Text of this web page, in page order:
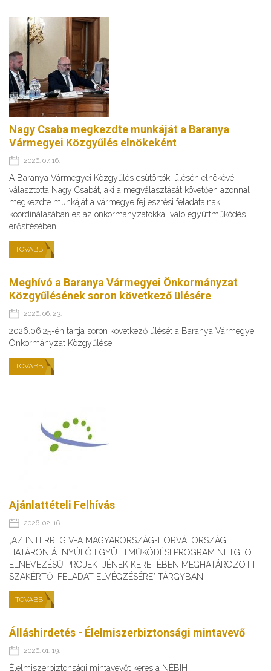
Nagy Csaba megkezdte munkáját a Baranya
Vármegyei Közgyűlés elnökeként
2026. 07. 16.
A Baranya Vármegyei Közgyűlés csütörtöki ülésén elnökévé
választotta Nagy Csabát, aki a megválasztását követően azonnal
megkezdte munkáját a vármegye fejlesztési feladatainak
koordinálásában és az önkormányzatokkal való együttműködés
erősítésében
TOVÁBB
Meghívó a Baranya Vármegyei Önkormányzat
Közgyűlésének soron következő ülésére
2026. 06. 23.
2026.06.25-én tartja soron következő ülését a Baranya Vármegyei
Önkormányzat Közgyűlése
TOVÁBB
Ajánlattételi Felhívás
2026. 02. 16.
„AZ INTERREG V-A MAGYARORSZÁG-HORVÁTORSZÁG
HATÁRON ÁTNYÚLÓ EGYÜTTMŰKÖDÉSI PROGRAM NETGEO
ELNEVEZÉSŰ PROJEKTJÉNEK KERETÉBEN MEGHATÁROZOTT
SZAKÉRTŐI FELADAT ELVÉGZÉSÉRE” TÁRGYBAN
TOVÁBB
Álláshirdetés - Élelmiszerbiztonsági mintavevő
2026. 01. 19.
Élelmiszerbiztonsági mintavevőt keres a NÉBIH